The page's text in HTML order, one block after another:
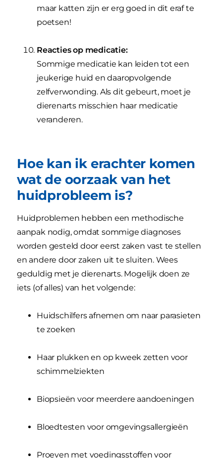
maar katten zijn er erg goed in dit eraf te
poetsen!
Reacties op medicatie:
Sommige medicatie kan leiden tot een
jeukerige huid en daaropvolgende
zelfverwonding. Als dit gebeurt, moet je
dierenarts misschien haar medicatie
veranderen.
Hoe kan ik erachter komen
wat de oorzaak van het
huidprobleem is?
Huidproblemen hebben een methodische
aanpak nodig, omdat sommige diagnoses
worden gesteld door eerst zaken vast te stellen
en andere door zaken uit te sluiten. Wees
geduldig met je dierenarts. Mogelijk doen ze
iets (of alles) van het volgende:
Huidschilfers afnemen om naar parasieten
te zoeken
Haar plukken en op kweek zetten voor
schimmelziekten
Biopsieën voor meerdere aandoeningen
Bloedtesten voor omgevingsallergieën
Proeven met voedingsstoffen voor